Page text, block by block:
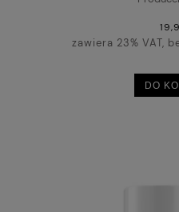
zawiera 23% VAT,
DO